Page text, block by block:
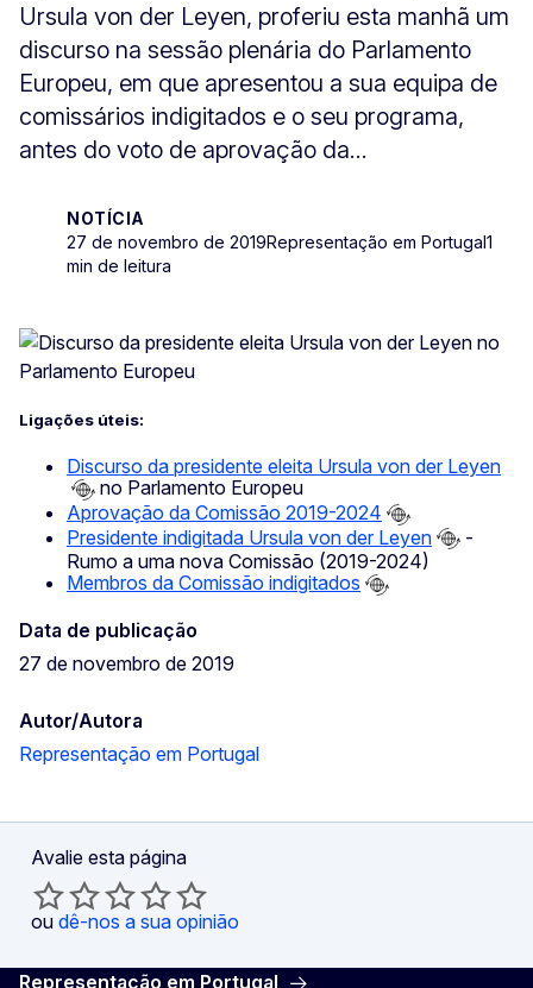
Ursula von der Leyen, proferiu esta manhã um
discurso na sessão plenária do Parlamento
Europeu, em que apresentou a sua equipa de
comissários indigitados e o seu programa,
antes do voto de aprovação da...
NOTÍCIA
27 de novembro de 2019Representação em Portugal1
min de leitura
Ligações úteis:
Discurso da presidente eleita Ursula von der Leyen
no Parlamento Europeu
Aprovação da Comissão 2019-2024
Presidente indigitada Ursula von der Leyen
-
Rumo a uma nova Comissão (2019-2024)
Membros da Comissão indigitados
Data de publicação
27 de novembro de 2019
Autor/Autora
Representação em Portugal
Avalie esta página
ou dê-nos a sua opinião
Representação em Portugal